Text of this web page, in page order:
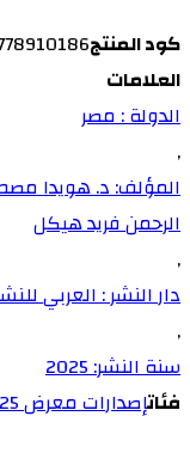
كود المنتج
العلامات
الدولة : مصر
,
المؤلف: د. هويدا
الرحمن فريد هيكل
,
دار النشر : العربي
,
سنة النشر: 2025
فئاتإصدارات معرض 2025